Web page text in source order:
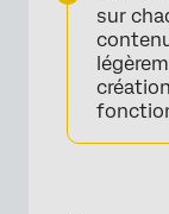
Publier
Avancé
sur